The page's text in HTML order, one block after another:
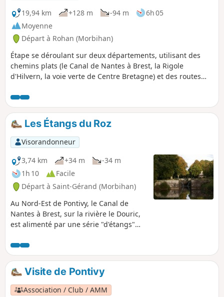
19,94 km
+128 m -94 m
6h 05
Moyenne
Départ à Rohan (Morbihan)
Étape se déroulant sur deux départements, utilisant des
chemins plats (le Canal de Nantes à Brest, la Rigole
d'Hilvern, la voie verte de Centre Bretagne) et des routes
Les Étangs du Roz
Visorandonneur
3,74 km
+34 m
-34 m
1h 10
Facile
Départ à Saint-Gérand (Morbihan)
Au Nord-Est de Pontivy, le Canal de
Nantes à Brest, sur la rivière le Douric,
est alimenté par une série "d'étangs"
permettant de garder un niveau d'eau
stable au moment des éclusages.Ce
circuit permet de longer cette
succession d'écluses et d'"étangs" en
passant par la Chapelle du Roz.Courte
Visite de Pontivy
Association / Club / AMM